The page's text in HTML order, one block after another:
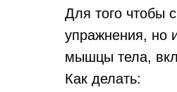
Для того чтобы
упражнения, но
мышцы тела,
Как делать: